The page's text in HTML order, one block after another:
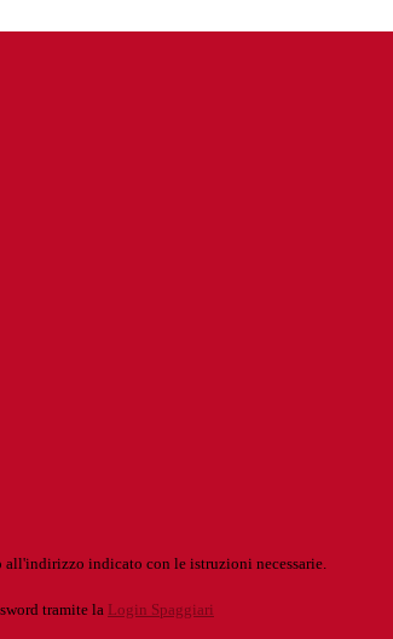
all'indirizzo indicato con le istruzioni necessarie.
tramite la Login Spaggiari